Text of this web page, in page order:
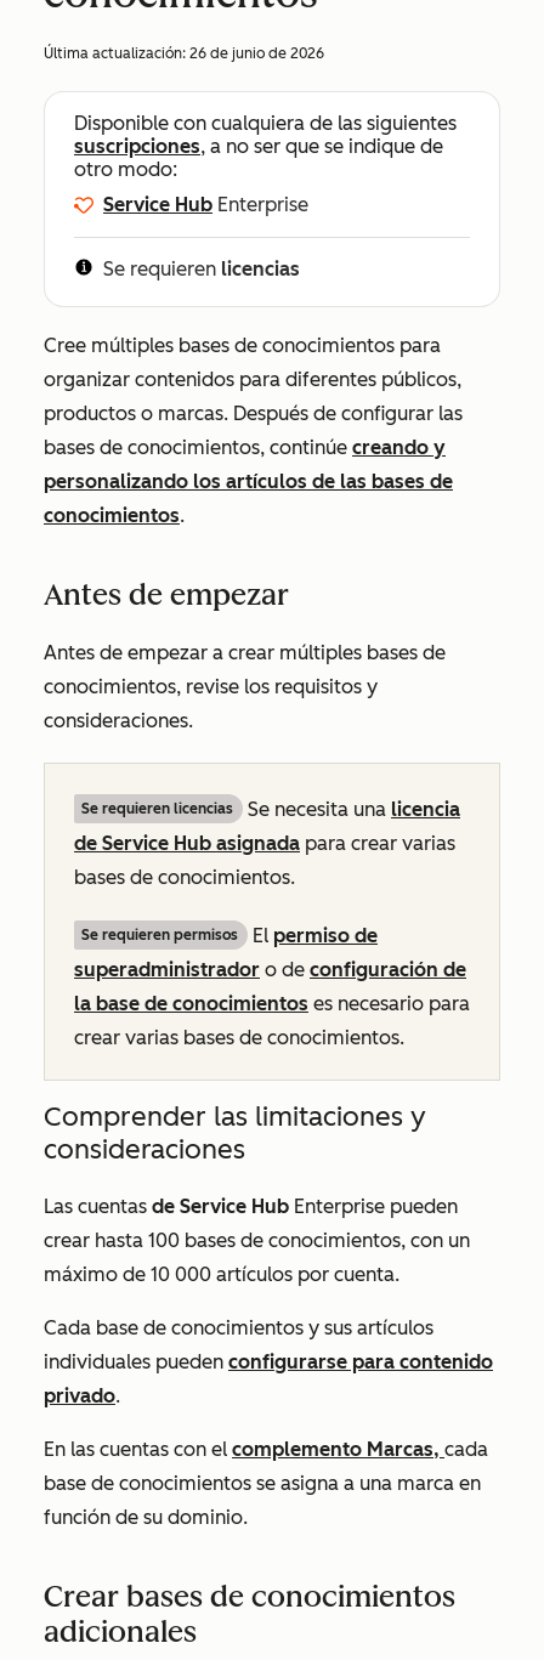
Última actualización: 26 de junio de 2026
Disponible con cualquiera de las siguientes
suscripciones, a no ser que se indique de
otro modo:
Service Hub Enterprise
Se requieren licencias
Cree múltiples bases de conocimientos para
organizar contenidos para diferentes públicos,
productos o marcas. Después de configurar las
bases de conocimientos, continúe creando y
personalizando los artículos de las bases de
conocimientos.
Antes de empezar
Antes de empezar a crear múltiples bases de
conocimientos, revise los requisitos y
consideraciones.
Se requieren licencias Se necesita una licencia
de Service Hub asignada para crear varias
bases de conocimientos.
Se requieren permisos El permiso de
superadministrador o de configuración de
la base de conocimientos es necesario para
crear varias bases de conocimientos.
Comprender las limitaciones y
consideraciones
Las cuentas de Service Hub Enterprise pueden
crear hasta 100 bases de conocimientos, con un
máximo de 10 000 artículos por cuenta.
Cada base de conocimientos y sus artículos
individuales pueden configurarse para contenido
privado.
En las cuentas con el complemento Marcas, cada
base de conocimientos se asigna a una marca en
función de su dominio.
Crear bases de conocimientos
adicionales